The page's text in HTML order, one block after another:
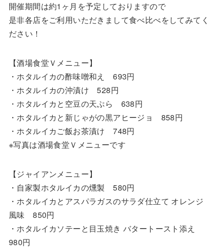
開催期間は約1ヶ月を予定しておりますので
是非各店をご利用いただきまして食べ比べをしてみてく
ださい！
【酒場食堂Ｖメニュー】
・ホタルイカの酢味噌和え 693円
・ホタルイカの沖漬け 528円
・ホタルイカと空豆の天ぷら 638円
・ホタルイカと新じゃがの黒アヒージョ 858円
・ホタルイカご飯お茶漬け 748円
※写真は酒場食堂Ｖメニューです
【ジャイアンメニュー】
・自家製ホタルイカの燻製 580円
・ホタルイカとアスパラガスのサラダ仕立て オレンジ
風味 850円
・ホタルイカソテーと目玉焼き バタートースト添え
980円